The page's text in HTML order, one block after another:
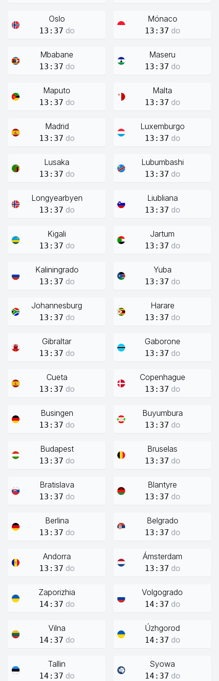
Oslo
13:37 do
Mónaco
13:37 do
Mbabane
13:37 do
Maseru
13:37 do
Maputo
13:37 do
Malta
13:37 do
Madrid
13:37 do
Luxemburgo
13:37 do
Lusaka
13:37 do
Lubumbashi
13:37 do
Longyearbyen
13:37 do
Liubliana
13:37 do
Kigali
13:37 do
Jartum
13:37 do
Kaliningrado
13:37 do
Yuba
13:37 do
Johannesburg
13:37 do
Harare
13:37 do
Gibraltar
13:37 do
Gaborone
13:37 do
Cueta
13:37 do
Copenhague
13:37 do
Busingen
13:37 do
Buyumbura
13:37 do
Budapest
13:37 do
Bruselas
13:37 do
Bratislava
13:37 do
Blantyre
13:37 do
Berlina
13:37 do
Belgrado
13:37 do
Andorra
13:37 do
Ámsterdam
13:37 do
Zaporizhia
14:37 do
Volgogrado
14:37 do
Vilna
14:37 do
Úzhgorod
14:37 do
Tallin
14:37 do
Syowa
14:37 do